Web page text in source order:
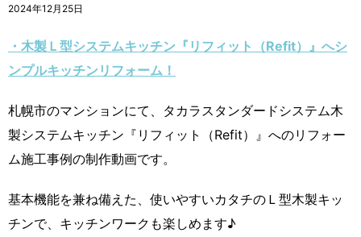
2024年12月25日
・木製Ｌ型システムキッチン『リフィット（Refit）』へシ
ンプルキッチンリフォーム！
札幌市のマンションにて、タカラスタンダードシステム木
製システムキッチン『リフィット（Refit）』へのリフォー
ム施工事例の制作動画です。
基本機能を兼ね備えた、使いやすいカタチのＬ型木製キッ
チンで、キッチンワークも楽しめます♪